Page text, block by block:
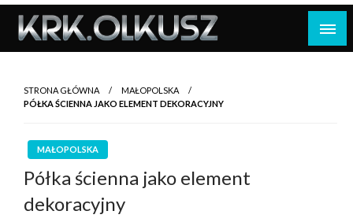
Skip
content
STRONA GŁÓWNA
MAŁOPOLSKA
PÓŁKA ŚCIENNA JAKO ELEMENT DEKORACYJNY
MAŁOPOLSKA
Półka ścienna jako element
dekoracyjny